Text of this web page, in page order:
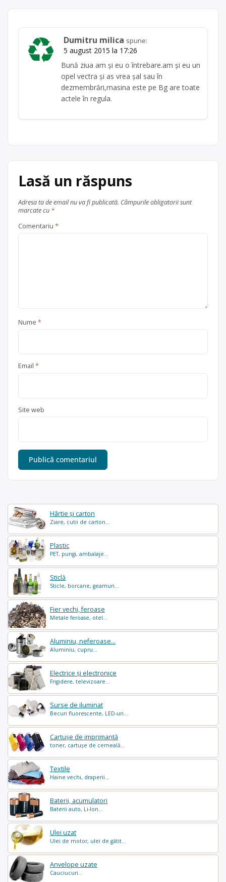
Hârtie și carton
Ziare, cutii de carton...
Plastic
PET, pungi, ambalaje...
Sticlă
Sticle, borcane, geamuri...
Fier vechi, feroase
Metale feroase, otel...
Aluminiu, neferoase...
Aluminiu, cupru...
Electrice și electronice
Frigidere, televizoare...
Surse de iluminat
Becuri fluorescente, LED-uri...
Cartușe de imprimantă
toner, cartușe de cerneală...
Textile
Haine vechi, draperii...
Baterii, acumulatori
Baterii auto, Li-Ion...
Ulei uzat
Ulei de motor, ulei de gătit...
Anvelope uzate
Cauciucuri...
Dumitru milica spune:
5 august 2015 la 17:26
Bună ziua am și eu o întrebare.am și eu un
opel vectra și as vrea șal sau în
dezmembrări,masina este pe Bg are toate
actele în regula.
Lasă un răspuns
Adresa ta de email nu va fi publicată. Câmpurile obligatorii sunt
marcate cu *
Comentariu *
Nume *
Email *
Site web